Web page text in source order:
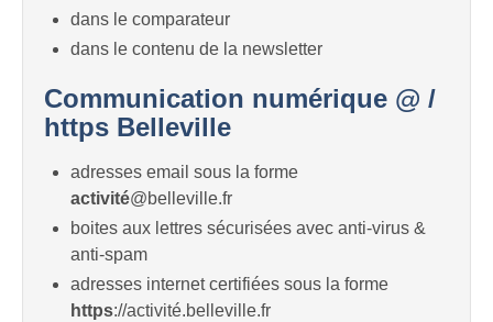
dans le comparateur
dans le contenu de la newsletter
Communication numérique @ /
https Belleville
adresses email sous la forme
activité@belleville.fr
boites aux lettres sécurisées avec anti-virus &
anti-spam
adresses internet certifiées sous la forme
https://activité.belleville.fr